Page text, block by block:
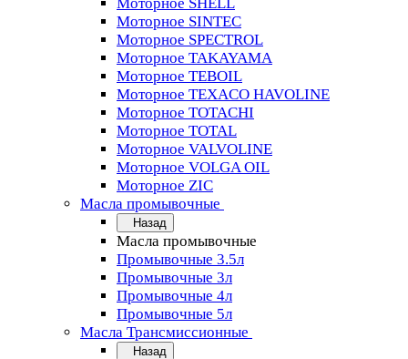
Моторное SINTEC
Моторное SPECTROL
Моторное TAKAYAMA
Моторное TEBOIL
Моторное TEXACO HAVOLINE
Моторное TOTACHI
Моторное TOTAL
Моторное VALVOLINE
Моторное VOLGA OIL
Моторное ZIC
Масла промывочные
Назад
Масла промывочные
Промывочные 3.5л
Промывочные 3л
Промывочные 4л
Промывочные 5л
Масла Трансмиссионные
Назад